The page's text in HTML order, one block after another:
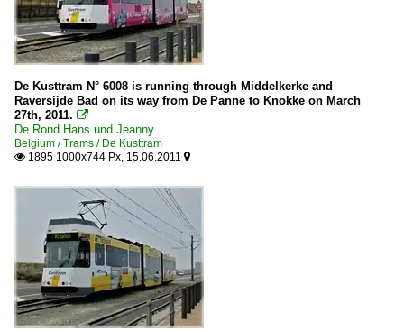
De Kusttram N° 6008 is running through Middelkerke and
Raversijde Bad on its way from De Panne to Knokke on March
27th, 2011. 
De Rond Hans und Jeanny
Belgium / Trams / De Kusttram
 1895 1000x744 Px, 15.06.2011 